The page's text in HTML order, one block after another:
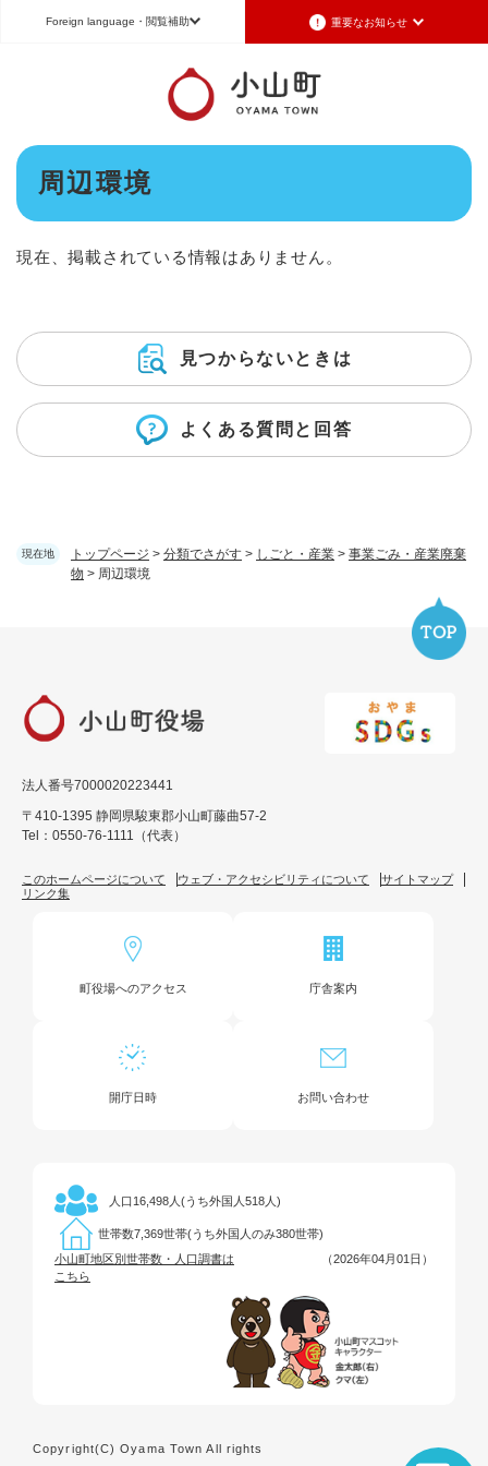
メニューを飛ばして本文へ
Foreign language ・閲覧補助 重要なお知らせ
Foreign language
日本語（Japanese） English（英語）
中文（簡体字）
Português（ポルトガル語）
文字サイズ 標準 拡大 背景色変更 白
現在地 トップページ > 分類でさがす > しごと・産業 > 事業ごみ・産業廃棄
物 > 周辺環境
本
周辺環境
現在、掲載されている情報はありません。
見つからないときは
よくある質問と回答
法人番号7000020223441
〒410-1395 静岡県駿東郡小山町藤曲57-2
Tel：0550-76-1111（代表）
このホームページについて ウェブ・アクセシビリティについて
サイトマップ
リンク集
町役場へのアクセス 庁舎案内
開庁日時 お問い合わせ
人口 16,498人(うち外国人518人)
世帯数7,369世帯(うち外国人のみ380世帯)
小山町地区別世帯数・人口調書は
こちら
（2026年04月01日）
Copyright(C) Oyama Town All rights